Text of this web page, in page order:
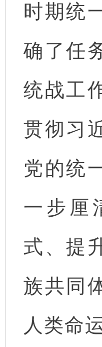
时期统
确了任
统战工
贯彻习
党的统
一步厘
式、提
族共同
人类命